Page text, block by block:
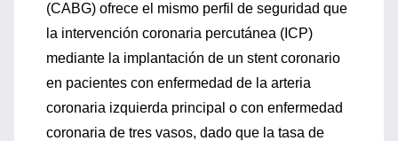
(CABG) ofrece el mismo perfil de seguridad que
la intervención coronaria percutánea (ICP)
mediante la implantación de un stent coronario
en pacientes con enfermedad de la arteria
coronaria izquierda principal o con enfermedad
coronaria de tres vasos, dado que la tasa de